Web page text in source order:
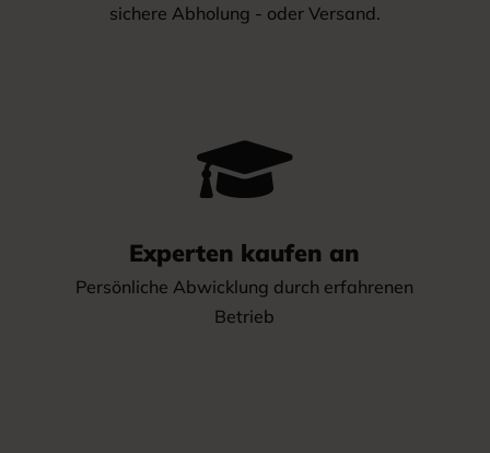
sichere Abholung - oder Versand.

Experten kaufen an
Persönliche Abwicklung durch erfahrenen
Betrieb